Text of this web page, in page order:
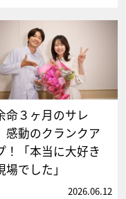
命３ヶ月のサレ
感動のクランクア
！「本当に大好き
場でした」
2026.06.12